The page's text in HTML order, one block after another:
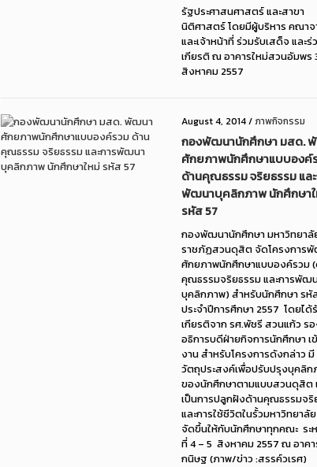
รัฐประศาสนศาสตร์ และสาขา
นิติศาสตร์ โดยมีผู้บริหาร คณาจ
และเจ้าหน้าที่ ร่วมรับเสด็จ และร่
เกียรติ ณ อาคารใหม่สวนอัมพร
สิงหาคม 2557
August 4, 2014/ภาพกิจกรรม
กองพัฒนานักศึกษา มสด.
ศักยภาพนักศึกษาแบบองค์
ด้านคุณธรรม จริยธรรม แล
พัฒนาบุคลิกภาพ นักศึกษา
รหัส 57
กองพัฒนานักศึกษา มหาวิทยาลั
ราชภัฏสวนดุสิต จัดโครงการ
ศักยภาพนักศึกษาแบบองค์รวม
คุณธรรมจริยธรรม และการพัฒ
บุคลิกภาพ) สำหรับนักศึกษา รหั
ประจำปีการศึกษา 2557 โดยได้
เกียรติจาก รศ.พัชรี สวนแก้ว ร
อธิการบดีฝ่ายกิจการนักศึกษา เ
งาน สำหรับโครงการดังกล่าว มี
วัตถุประสงค์เพื่อปรับปรุงบุคลิก
ของนักศึกษาตามแบบสวนดุสิต
เป็นการปลูกฝังด้านคุณธรรมจริ
และการใช้ชีวิตในรั้วมหาวิทยาลั
จัดขึ้นให้กับนักศึกษาทุกคณะ ระ
ที่ 4 – 5 สิงหาคม 2557 ณ อาคา
กนิษฐ (ภาพ/ข่าว :สรรค์วเรศ)